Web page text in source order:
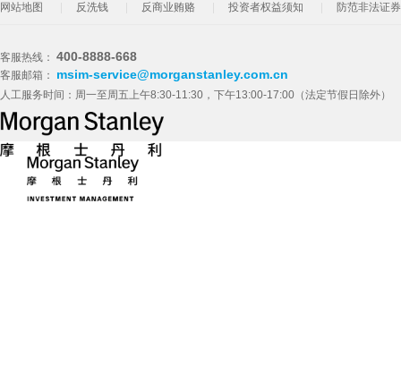
网站地图 反洗钱 反商业贿赂 投资者权益须知 防范非法证
客服热线： 400-8888-668
客服邮箱： msim-service@morganstanley.com.cn
人工服务时间：周一至周五上午8:30-11:30，下午13:00-17:00（法定节假日除外）